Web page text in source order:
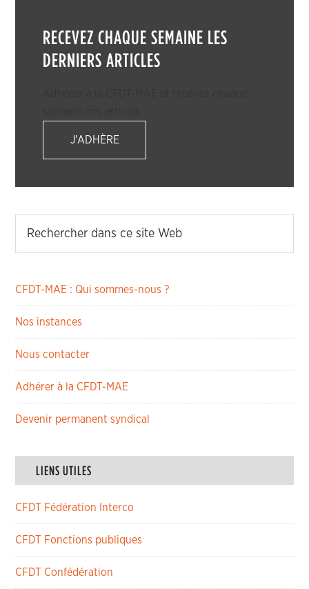
RECEVEZ CHAQUE SEMAINE LES
DERNIERS ARTICLES
J'ADHÈRE
CFDT-MAE : Qui sommes-nous ?
Nos instances
Nous contacter
Adhérer à la CFDT-MAE
Devenir permanent syndical
LIENS UTILES
CFDT Fédération Interco
CFDT Fonctions publiques
CFDT Confédération